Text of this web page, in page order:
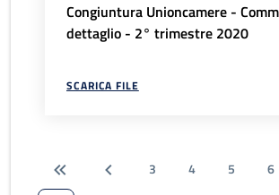
Congiuntura Unioncamere -
dettaglio - 2° trimestre 2020
SCARICA FILE
3 4 5 6